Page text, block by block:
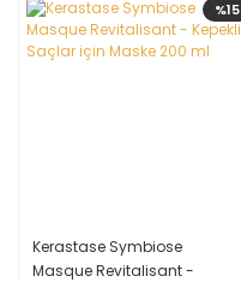
%15
Kerastase Symbiose
Masque Revitalisant -